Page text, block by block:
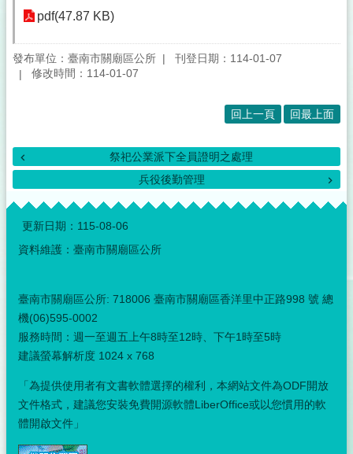
pdf(47.87 KB)
發布單位：臺南市關廟區公所
刊登日期：114-01-07
修改時間：114-01-07
回上一頁 回最上面
祭祀公業派下全員證明之處理
兵役後勤管理
:::
更新日期： 115-08-06
資料維護：臺南市關廟區公所
臺南市關廟區公所: 718006 臺南市關廟區香洋里中正路998 號 總
機(06)595-0002
服務時間：週一至週五上午8時至12時、下午1時至5時
建議螢幕解析度 1024 x 768
「為提供使用者有文書軟體選擇的權利，本網站文件為ODF開放
文件格式，建議您安裝免費開源軟體LiberOffice或以您慣用的軟
體開啟文件」